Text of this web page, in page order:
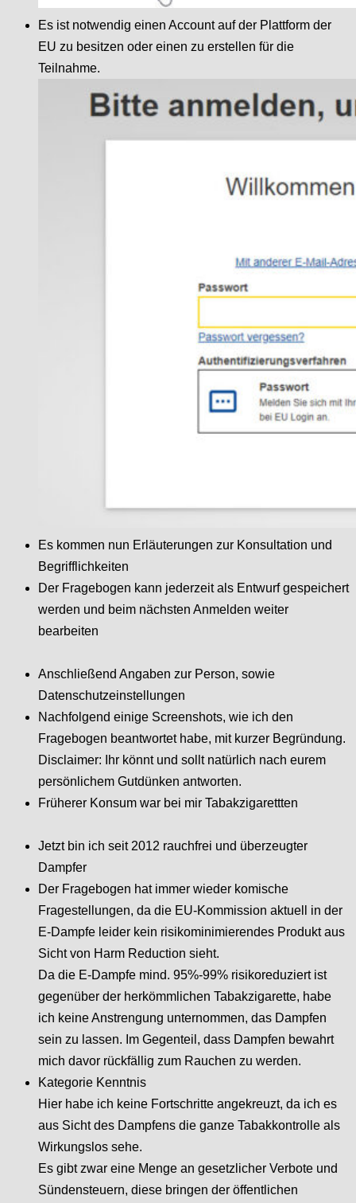
Es ist notwendig einen Account auf der Plattform der
EU zu besitzen oder einen zu erstellen für die
Teilnahme.
Es kommen nun Erläuterungen zur Konsultation und
Begrifflichkeiten
Der Fragebogen kann jederzeit als Entwurf gespeichert
werden und beim nächsten Anmelden weiter
bearbeiten
Anschließend Angaben zur Person, sowie
Datenschutzeinstellungen
Nachfolgend einige Screenshots, wie ich den
Fragebogen beantwortet habe, mit kurzer Begründung.
Disclaimer: Ihr könnt und sollt natürlich nach eurem
persönlichem Gutdünken antworten.
Früherer Konsum war bei mir Tabakzigarettten
Jetzt bin ich seit 2012 rauchfrei und überzeugter
Dampfer
Der Fragebogen hat immer wieder komische
Fragestellungen, da die EU-Kommission aktuell in der
E-Dampfe leider kein risikominimierendes Produkt aus
Sicht von Harm Reduction sieht.
Da die E-Dampfe mind. 95%-99% risikoreduziert ist
gegenüber der herkömmlichen Tabakzigarette, habe
ich keine Anstrengung unternommen, das Dampfen
sein zu lassen. Im Gegenteil, dass Dampfen bewahrt
mich davor rückfällig zum Rauchen zu werden.
Kategorie Kenntnis
Hier habe ich keine Fortschritte angekreuzt, da ich es
aus Sicht des Dampfens die ganze Tabakkontrolle als
Wirkungslos sehe.
Es gibt zwar eine Menge an gesetzlicher Verbote und
Sündensteuern, diese bringen der öffentlichen